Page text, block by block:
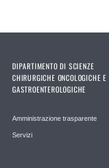
DIPARTIMENTO DI SCIENZE
CHIRURGICHE ONCOLOGICHE E
GASTROENTEROLOGICHE
Amministrazione trasparente
Servizi